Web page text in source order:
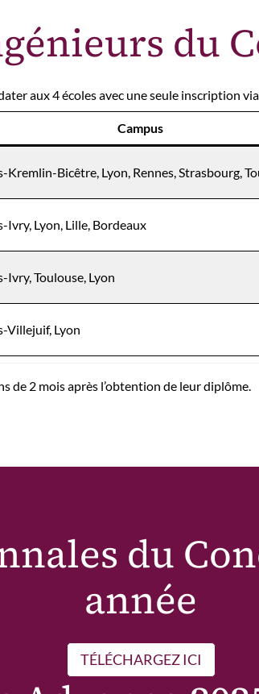
du
aux 4 écoles avec une seule inscription
Campus
Kremlin-Bicêtre, Lyon, Rennes, Strasbourg,
Ivry, Lyon, Lille, Bordeaux
Ivry, Toulouse, Lyon
Villejuif, Lyon
de 2 mois après l’obtention de leur diplôme.
du
année
TÉLÉCHARGEZ ICI